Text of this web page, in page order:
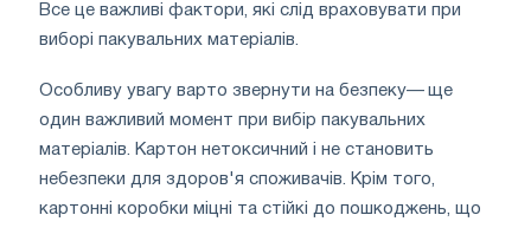
Все це важливі фактори, які слід враховувати при
виборі пакувальних матеріалів.
Особливу увагу варто звернути на безпеку— ще
один важливий момент при вибір пакувальних
матеріалів. Картон нетоксичний і не становить
небезпеки для здоров'я споживачів. Крім того,
картонні коробки міцні та стійкі до пошкоджень, що